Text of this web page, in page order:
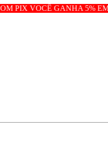
5% EM DESCONTO •